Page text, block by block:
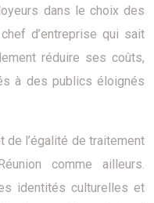
dans le choix des
d’entreprise qui sait
réduire ses coûts,
à des publics éloignés
de l’égalité de traitement
comme ailleurs.
identités culturelles et